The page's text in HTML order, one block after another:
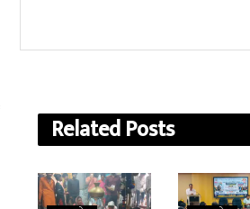
RelatedPosts